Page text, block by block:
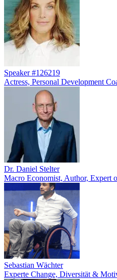
Speaker #126219
Actress, Personal Development
Dr. Daniel Stelter
Macro Economist, Author, Expert
Sebastian Wächter
Experte Change, Diversität &